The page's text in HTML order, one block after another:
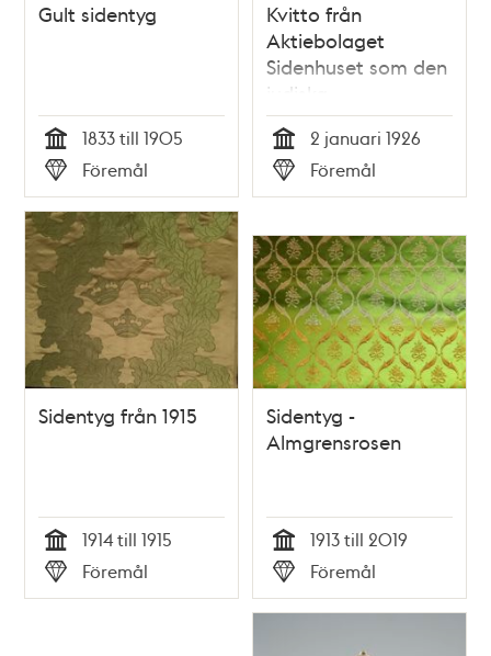
Gult sidentyg
Tid
1833 till 1905
Typ
Föremål
Kvitto från
Aktiebolaget
Sidenhuset som den
judiska
societetskvinnan
Irene Strauss
sparade
Tid
2 januari 1926
Typ
Föremål
Sidentyg från 1915
Tid
1914 till 1915
Typ
Föremål
Sidentyg -
Almgrensrosen
Tid
1913 till 2019
Typ
Föremål